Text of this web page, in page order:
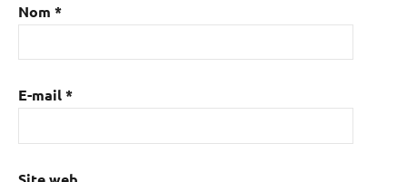
Nom *
E-mail*